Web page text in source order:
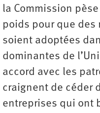
la Commission
poids pour que des
soient adoptées
dominantes de
accord avec les
craignent de céder
entreprises qui ont